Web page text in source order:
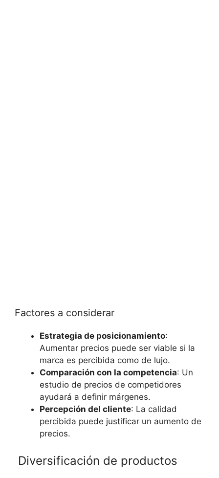
Factores a considerar
Estrategia de posicionamiento:
Aumentar ‌precios‌ puede ser ‌viable si la ​
marca es percibida ‌como de lujo.
Comparación con la competencia: Un‌
estudio‍ de precios de competidores
ayudará a definir márgenes.
Percepción del ‌cliente: La calidad​
percibida puede‌ justificar un aumento‌ de
precios.
‌ Diversificación de productos